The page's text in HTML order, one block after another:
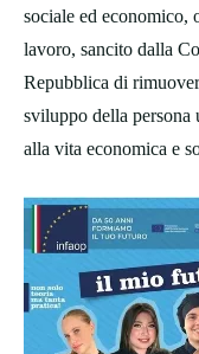
sociale ed economico,
lavoro, sancito dalla
Repubblica di
sviluppo della persona
alla vita economica e